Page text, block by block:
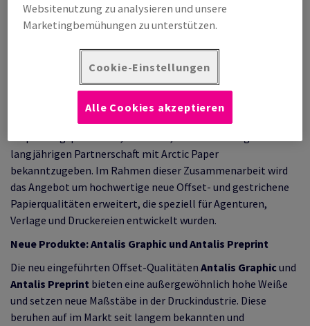
Antalis verstärkt Arctic Paper-Partnerschaft und erweitert
Frechen, 1. Oktober 2024– Antalis, Europas führender
Anbieter von Papier, visuellen Kommunikationslösungen und
langjährigen Partnerschaft mit Arctic Paper
bekanntzugeben. Im Rahmen dieser Zusammenarbeit wird
das Angebot um hochwertige neue Offset- und gestrichene
Papierqualitäten erweitert, die speziell für Agenturen,
Verlage und Druckereien entwickelt wurden.
Neue Produkte: Antalis Graphic und Antalis Preprint
Die neu eingeführten Offset-Qualitäten Antalis Graphicund
Antalis Preprint bieten eine außergewöhnlich hohe Weiße
und setzen neue Maßstäbe in der Druckindustrie. Diese
beruhen auf im Markt seit langem bekannten und
Websitenutzung zu analysieren und unsere
Marketingbemühungen zu unterstützen.
Cookie-Einstellungen
Alle Cookies akzeptieren